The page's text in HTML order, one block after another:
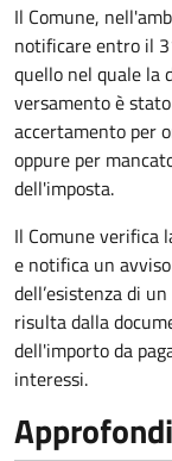
Il Comune,
notificare entro il
quello nel quale la
versamento è
accertamento per
oppure per
dell'imposta.
Il Comune verifica
e notifica un
dell’esistenza di
risulta dalla
dell'importo da
interessi.